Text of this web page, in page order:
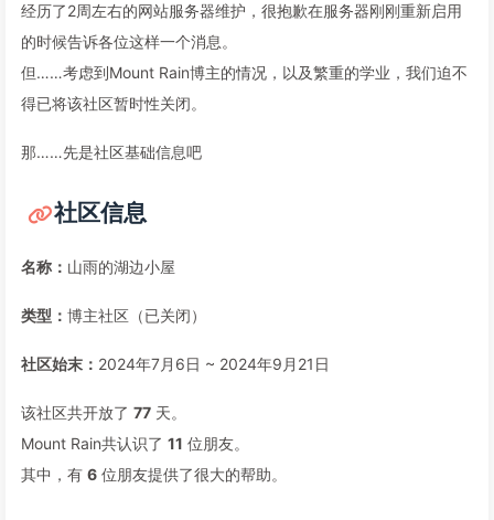
经历了2周左右的网站服务器维护，很抱歉在服务器刚刚重新启用
的时候告诉各位这样一个消息。
但……考虑到Mount Rain博主的情况，以及繁重的学业，我们迫不
得已将该社区暂时性关闭。
那……先是社区基础信息吧
社区信息
名称： 山雨的湖边小屋
类型： 博主社区（已关闭）
社区始末： 2024年7月6日 ~ 2024年9月21日
该社区共开放了 77 天。
Mount Rain共认识了 11 位朋友。
其中，有 6 位朋友提供了很大的帮助。